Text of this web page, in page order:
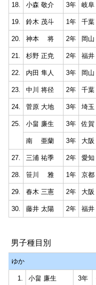
18. 小森 敬介 3年 岐阜
19. 鈴木 茂斗 1年 千葉
20. 神本 将 2年 岡山
21. 杉野 正尭 2年 福井
22. 内田 隼人 3年 岡山
23. 中川 将径 2年 千葉
24. 菅原 大地 3年 埼玉
25. 小畠 廉生 3年 佐賀
南 亜蘭 3年 大阪
27. 三浦 祐季 2年 愛知
28. 笹川 雅 1年 京都
29. 春木 三憲 2年 大阪
30. 藤井 太陽 2年 福井
男子種目別
ゆか
1. 小畠 廉生 3年